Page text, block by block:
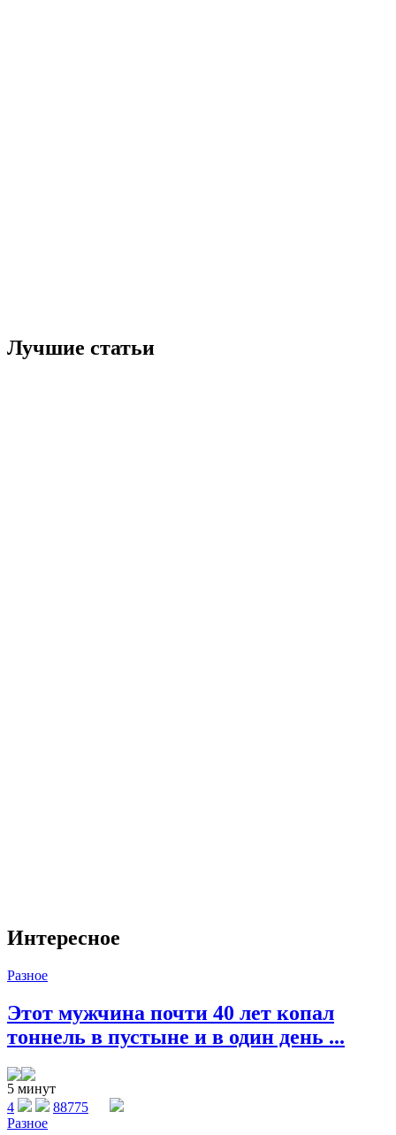
Лучшие статьи
Интересное
Разное
Этот мужчина почти 40 лет копал
тоннель в пустыне и в один день ...
5 минут
4
88775
Разное